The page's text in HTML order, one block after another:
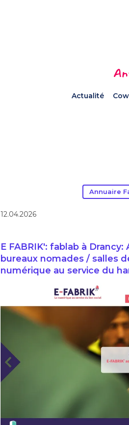
Actualité
Annuaire
12.04.2026
E FABRIK': fablab à
bureaux nomades / salles
numérique au service du